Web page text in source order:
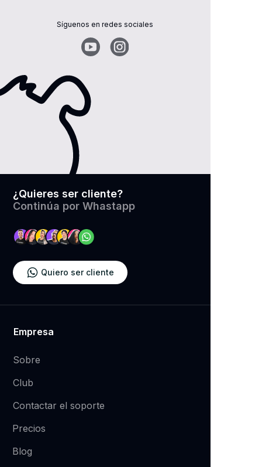
Síguenos en redes sociales
¿Quieres ser cliente?
​Continúa por Whastapp
Quiero ser cliente
Empresa
Club
Sobre
Contactar el soporte
Precios
Blog